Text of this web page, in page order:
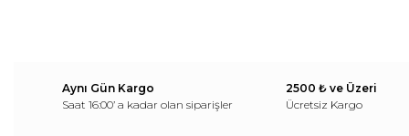
Aynı Gün Kargo
Saat 16:00’ a kadar olan siparişler
2500 ₺ ve Üzeri
Ücretsiz Kargo